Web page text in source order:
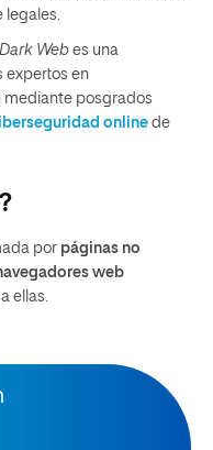
Dark Web es una
expertos en
mediante posgrados
online de
por páginas no
web
ellas.